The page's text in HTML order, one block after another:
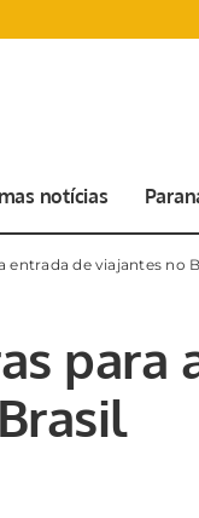
notícias
entrada de viajantes no
para